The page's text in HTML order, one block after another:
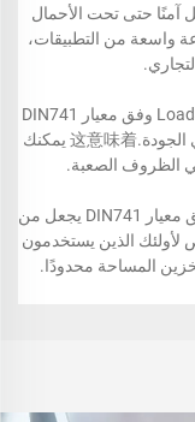
آمنًا حتى تحت الأحمال
واسعة من التطبيقات،
بالإضافة إلى ذلك، فإن مثبت الحبل السلكي LoadStar وفق معيار DIN741
يتماشى مع معايير DIN741، مما يضمن أداءً عالي الجودة.这意味着 يمكنك
الظروف الصعبة.
التصميم الأنيق والمدمج لمثبت الحبل السلكي وفق معيار DIN741 يجعل من
الذين يستخدمون
المساحة محدودًا.